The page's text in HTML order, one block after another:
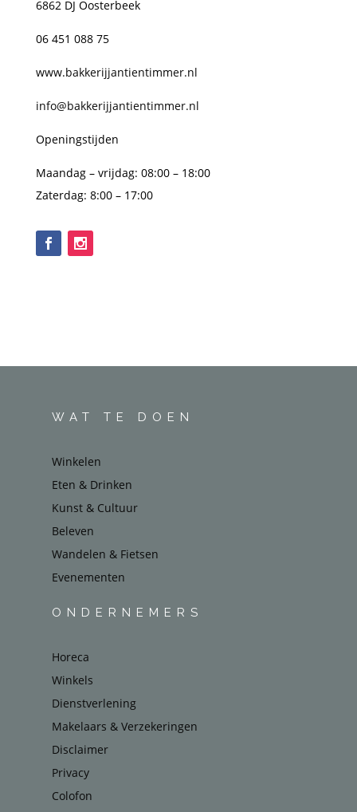
6862 DJ Oosterbeek
06 451 088 75
www.bakkerijjantientimmer.nl
info@bakkerijjantientimmer.nl
Openingstijden
Maandag – vrijdag: 08:00 – 18:00
Zaterdag: 8:00 – 17:00
WAT TE DOEN
Winkelen
Eten & Drinken
Kunst & Cultuur
Beleven
Wandelen & Fietsen
Evenementen
ONDERNEMERS
Horeca
Winkels
Dienstverlening
Makelaars & Verzekeringen
Disclaimer
Privacy
Colofon